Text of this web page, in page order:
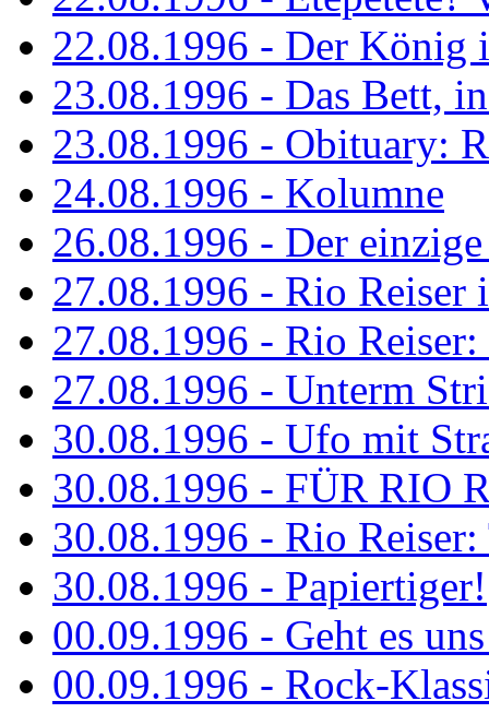
22.08.1996 - Der König
23.08.1996 - Das Bett,
23.08.1996 - Obituary:
24.08.1996 - Kolumne
26.08.1996 - Der
27.08.1996 - Rio Reiser
27.08.1996 - Rio
27.08.1996 - Unterm
30.08.1996 - Ufo mit
30.08.1996 - FÜR RIO
30.08.1996 - Rio
30.08.1996 - Papiertiger!
00.09.1996 - Geht es
00.09.1996 - Rock-